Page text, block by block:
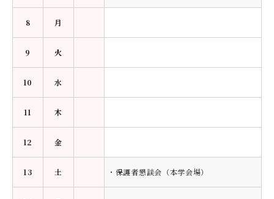
8 月
9 火
10 水
11 木
12 金
13 土 ・保護者懇談会（本学会場）